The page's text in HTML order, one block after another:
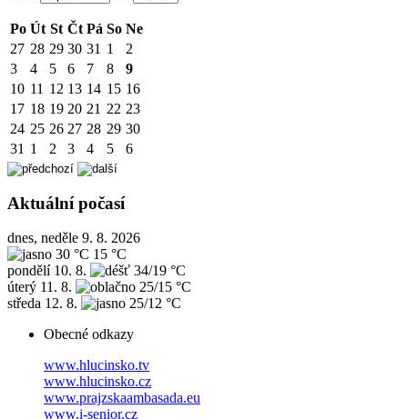
Po Út St Čt Pá So Ne
27 28 29 30 31 1
2
3
4 5 6 7 8
9
10 11 12 13 14 15 16
17 18 19 20 21 22 23
24 25 26 27 28 29 30
31 1 2 3 4 5 6
Aktuální počasí
dnes, neděle 9. 8. 2026
30 °C 15 °C
pondělí 10. 8.
34/19 °C
úterý 11. 8.
25/15 °C
středa 12. 8.
25/12 °C
Obecné odkazy
www.hlucinsko.tv
www.hlucinsko.cz
www.prajzskaambasada.eu
www.i-senior.cz